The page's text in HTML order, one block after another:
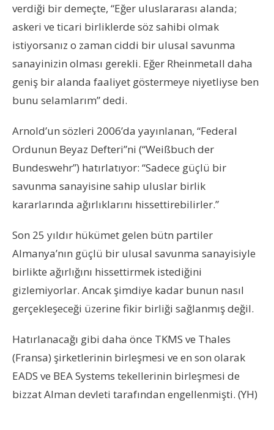
verdiği bir demeçte, “Eğer uluslararası alanda;
askeri ve ticari birliklerde söz sahibi olmak
istiyorsanız o zaman ciddi bir ulusal savunma
sanayinizin olması gerekli. Eğer Rheinmetall daha
geniş bir alanda faaliyet göstermeye niyetliyse ben
bunu selamlarım” dedi.
Arnold’un sözleri 2006’da yayınlanan, “Federal
Ordunun Beyaz Defteri”ni (“Weißbuch der
Bundeswehr”) hatırlatıyor: “Sadece güçlü bir
savunma sanayisine sahip uluslar birlik
kararlarında ağırlıklarını hissettirebilirler.”
Son 25 yıldır hükümet gelen bütn partiler
Almanya’nın güçlü bir ulusal savunma sanayisiyle
birlikte ağırlığını hissettirmek istediğini
gizlemiyorlar. Ancak şimdiye kadar bunun nasıl
gerçekleşeceği üzerine fikir birliği sağlanmış değil.
Hatırlanacağı gibi daha önce TKMS ve Thales
(Fransa) şirketlerinin birleşmesi ve en son olarak
EADS ve BEA Systems tekellerinin birleşmesi de
bizzat Alman devleti tarafından engellenmişti. (YH)